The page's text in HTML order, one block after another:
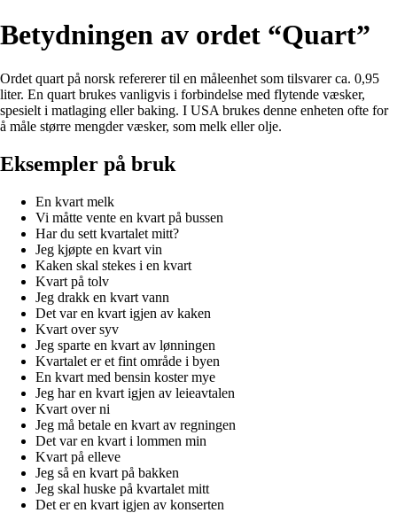
Betydningen av ordet “Quart”
Ordet quart på norsk refererer til en måleenhet som tilsvarer ca. 0,95
liter. En quart brukes vanligvis i forbindelse med flytende væsker,
spesielt i matlaging eller baking. I USA brukes denne enheten ofte for
å måle større mengder væsker, som melk eller olje.
Eksempler på bruk
En kvart melk
Vi måtte vente en kvart på bussen
Har du sett kvartalet mitt?
Jeg kjøpte en kvart vin
Kaken skal stekes i en kvart
Kvart på tolv
Jeg drakk en kvart vann
Det var en kvart igjen av kaken
Kvart over syv
Jeg sparte en kvart av lønningen
Kvartalet er et fint område i byen
En kvart med bensin koster mye
Jeg har en kvart igjen av leieavtalen
Kvart over ni
Jeg må betale en kvart av regningen
Det var en kvart i lommen min
Kvart på elleve
Jeg så en kvart på bakken
Jeg skal huske på kvartalet mitt
Det er en kvart igjen av konserten